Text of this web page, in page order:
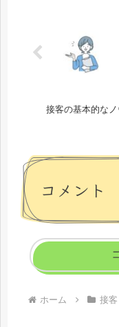
接客の基本的な
コメント
ホーム 接客